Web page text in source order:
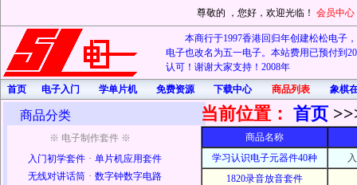
尊敬的 ，您好，欢迎光临！ 会员中心
本商行于1997香港回归年创建松松电子
电子也改名为五一电子。本站费用已预付到
认可！谢谢大家支持！2008年
首页
电子入门 学单片机 免费资源 下载中心 商品列表 象棋
商品分类
※ 电子制作套件 ※
入门初学套件 · 单片机应用套件
无线对讲话筒 · 数字钟数字电路
当前位置： 首页
商品名称
学习认识电子元器件40种
1820录音放音套件